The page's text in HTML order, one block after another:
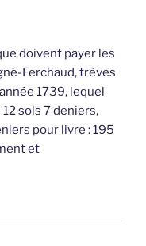
doivent payer les
Ferchaud, trèves
1739, lequel
sols 7 deniers,
pour livre : 195
et